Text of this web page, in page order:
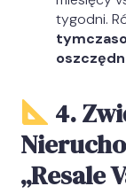
tygodni.
4.
„Resale